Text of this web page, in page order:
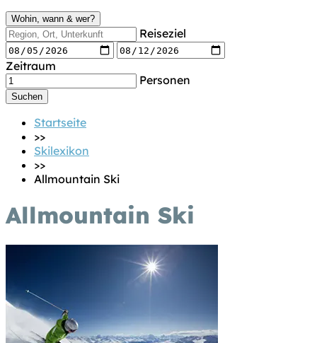
Wohin, wann & wer?
Reiseziel
Zeitraum
Personen
Startseite
>>
Skilexikon
>>
Allmountain Ski
Allmountain Ski